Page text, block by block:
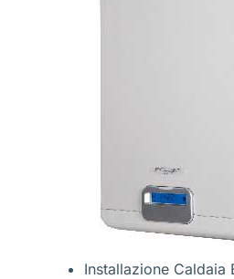
Installazione Caldaia